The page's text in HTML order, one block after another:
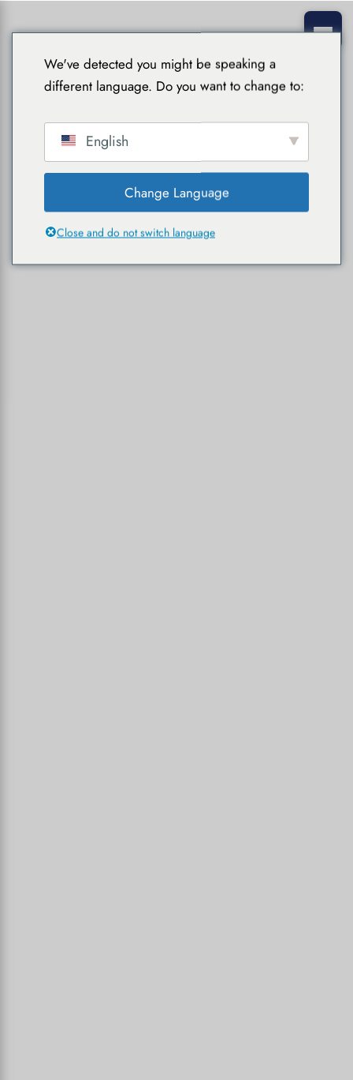
We've detected you might be speaking a
different language. Do you want to change to:
English
Change Language
Close and do not switch language